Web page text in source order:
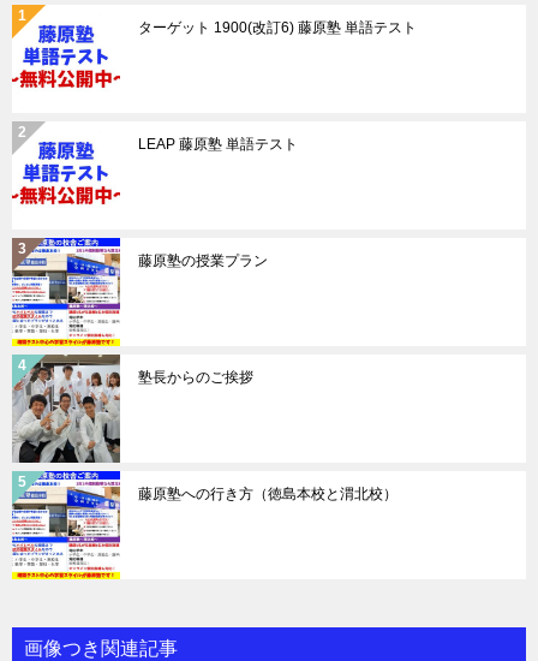
ターゲット 1900(改訂6) 藤原塾 単語テスト
LEAP 藤原塾 単語テスト
藤原塾の授業プラン
塾長からのご挨拶
藤原塾への行き方（徳島本校と渭北校）
画像つき関連記事